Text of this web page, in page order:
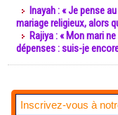
Inayah : « Je pense
mariage religieux, alors
Rajiya : « Mon mari
dépenses : suis-je